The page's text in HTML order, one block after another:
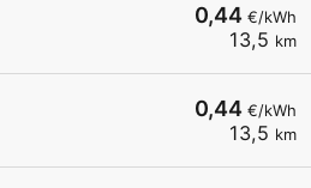
0,44 €/kWh
13,5 km
0,44 €/kWh
13,5 km